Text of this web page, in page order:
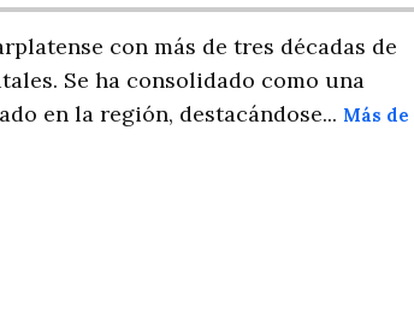
con más de tres décadas de
Se ha consolidado como una
en la región, destacándose... Más de